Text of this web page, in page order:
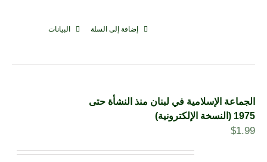
إضافة إلى السلة البيانات
الجماعة الإسلامية في لبنان منذ النشأة حتى
1975 (النسخة الإلكترونية)
$1.99